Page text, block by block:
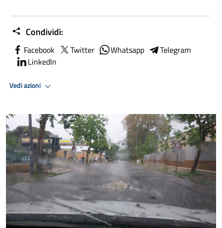
Condividi:
Facebook Twitter Whatsapp
Telegram
LinkedIn
Vedi azioni